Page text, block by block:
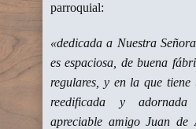
parroquial:
«dedicada a Nuestra
es espaciosa, de buena
regulares, y en la que
reedificada y
apreciable amigo Juan de